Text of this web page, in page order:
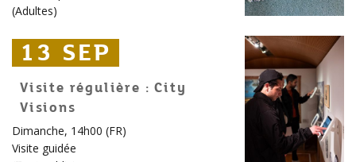
(Adultes)
13 SEP
13 SEP
13 SEP
Visite régulière : City
Visions
Dimanche, 14h00 (FR)
Visite guidée